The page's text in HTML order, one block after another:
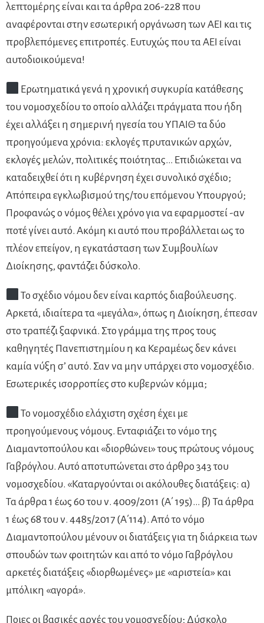
λεπτομέρης είναι και τα άρθρα 206-228 που
αναφέρονται στην εσωτερική οργάνωση των ΑΕΙ και τις
προβλεπόμενες επιτροπές. Ευτυχώς που τα ΑΕΙ είναι
αυτοδιοικούμενα!
Ερωτηματικά γενά η χρονική συγκυρία κατάθεσης
του νομοσχεδίου το οποίο αλλάζει πράγματα που ήδη
έχει αλλάξει η σημερινή ηγεσία του ΥΠΑΙΘ τα δύο
προηγούμενα χρόνια: εκλογές πρυτανικών αρχών,
εκλογές μελών, πολιτικές ποιότητας… Επιδιώκεται να
καταδειχθεί ότι η κυβέρνηση έχει συνολικό σχέδιο;
Απόπειρα εγκλωβισμού της/του επόμενου Υπουργού;
Προφανώς ο νόμος θέλει χρόνο για να εφαρμοστεί -αν
ποτέ γίνει αυτό. Ακόμη κι αυτό που προβάλλεται ως το
πλέον επείγον, η εγκατάσταση των Συμβουλίων
Διοίκησης, φαντάζει δύσκολο.
Το σχέδιο νόμου δεν είναι καρπός διαβούλευσης.
Αρκετά, ιδιαίτερα τα «μεγάλα», όπως η Διοίκηση, έπεσαν
στο τραπέζι ξαφνικά. Στο γράμμα της προς τους
καθηγητές Πανεπιστημίου η κα Κεραμέως δεν κάνει
καμία νύξη σ’ αυτό. Σαν να μην υπάρχει στο νομοσχέδιο.
Εσωτερικές ισορροπίες στο κυβερνών κόμμα;
Το νομοσχέδιο ελάχιστη σχέση έχει με
προηγούμενους νόμους. Ενταφιάζει το νόμο της
Διαμαντοπούλου και «διορθώνει» τους πρώτους νόμους
Γαβρόγλου. Αυτό αποτυπώνεται στο άρθρο 343 του
νομοσχεδίου. «Καταργούνται οι ακόλουθες διατάξεις: α)
Τα άρθρα 1 έως 60 του ν. 4009/2011 (Α΄ 195)… β) Τα άρθρα
1 έως 68 του ν. 4485/2017 (Α΄114). Από το νόμο
Διαμαντοπούλου μένουν οι διατάξεις για τη διάρκεια των
σπουδών των φοιτητών και από το νόμο Γαβρόγλου
αρκετές διατάξεις «διορθωμένες» με «αριστεία» και
μπόλικη «αγορά».
Ποιες οι βασικές αρχές του νομοσχεδίου; Δύσκολο